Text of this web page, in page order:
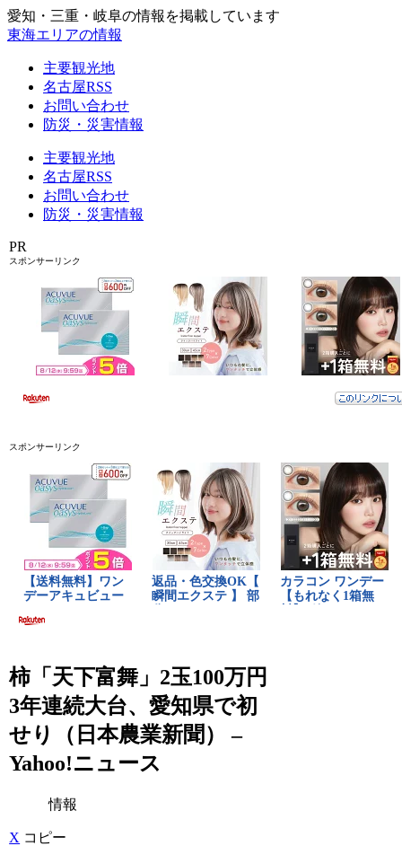
愛知・三重・岐阜の情報を掲載しています
東海エリアの情報
主要観光地
名古屋RSS
お問い合わせ
防災・災害情報
主要観光地
名古屋RSS
お問い合わせ
防災・災害情報
PR
スポンサーリンク
スポンサーリンク
柿「天下富舞」2玉100万円
3年連続大台、愛知県で初
せり（日本農業新聞） –
Yahoo!ニュース
情報
X コピー